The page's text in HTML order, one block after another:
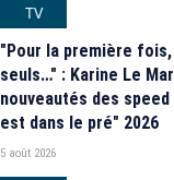
TV
"Pour la première
seuls…" : Karine Le
nouveautés des
est dans le pré" 2026
5 août 2026